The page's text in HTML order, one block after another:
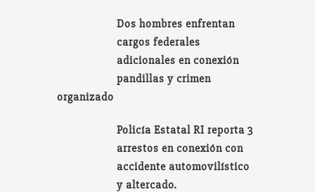
Dos hombres enfrentan
cargos federales
adicionales en conexión
pandillas y crimen
organizado
Policía Estatal RI reporta 3
arrestos en conexión con
accidente automovilístico
y altercado.